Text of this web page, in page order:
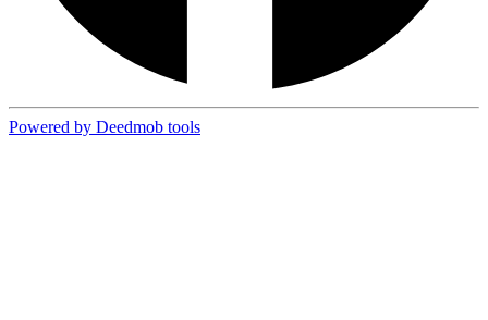
Powered by Deedmob tools